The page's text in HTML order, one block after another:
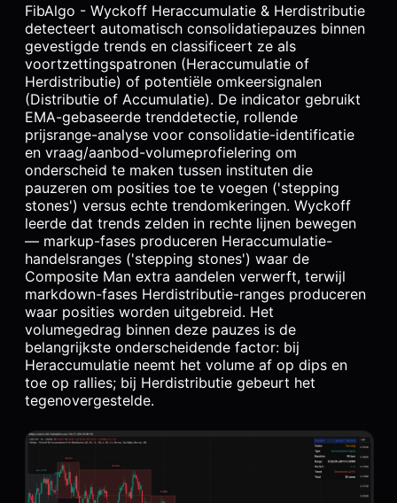
FibAlgo - Wyckoff Heraccumulatie & Herdistributie
detecteert automatisch consolidatiepauzes binnen
gevestigde trends en classificeert ze als
voortzettingspatronen (Heraccumulatie of
Herdistributie) of potentiële omkeersignalen
(Distributie of Accumulatie). De indicator gebruikt
EMA-gebaseerde trenddetectie, rollende
prijsrange-analyse voor consolidatie-identificatie
en vraag/aanbod-volumeprofielering om
onderscheid te maken tussen instituten die
pauzeren om posities toe te voegen ('stepping
stones') versus echte trendomkeringen. Wyckoff
leerde dat trends zelden in rechte lijnen bewegen
— markup-fases produceren Heraccumulatie-
handelsranges ('stepping stones') waar de
Composite Man extra aandelen verwerft, terwijl
markdown-fases Herdistributie-ranges produceren
waar posities worden uitgebreid. Het
volumegedrag binnen deze pauzes is de
belangrijkste onderscheidende factor: bij
Heraccumulatie neemt het volume af op dips en
toe op rallies; bij Herdistributie gebeurt het
tegenovergestelde.